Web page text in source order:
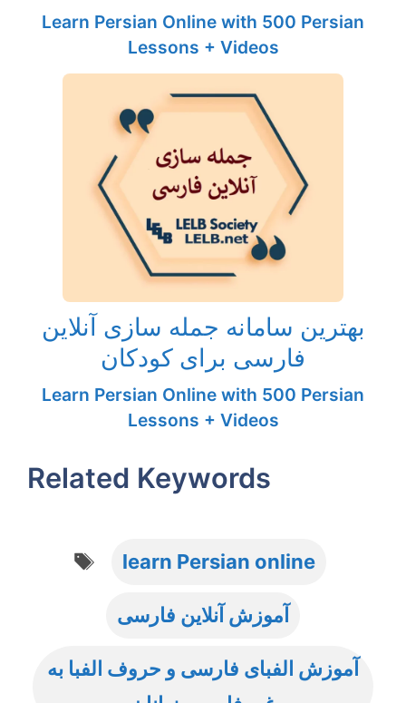
Learn Persian Online with 500 Persian
Lessons + Videos
بهترین سامانه جمله سازی آنلاین
فارسی برای کودکان
Learn Persian Online with 500 Persian
Lessons + Videos
Related Keywords
Tags
learn Persian online
آموزش آنلاین فارسی
آموزش الفبای فارسی و حروف الفبا به